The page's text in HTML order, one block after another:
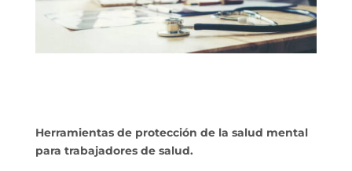
Herramientas de protección de la salud mental
para trabajadores de salud.